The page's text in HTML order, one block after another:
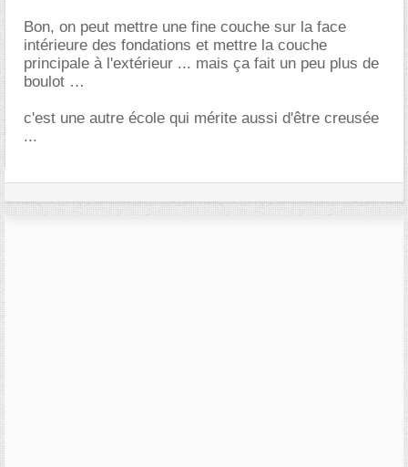
Bon, on peut mettre une fine couche sur la face
intérieure des fondations et mettre la couche
principale à l'extérieur ... mais ça fait un peu plus de
boulot
c'est une autre école qui mérite aussi d'être creusée
...